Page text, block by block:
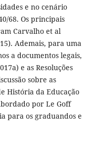
e no cenário
68. Os principais
Carvalho et al
Ademais, para uma
a documentos legais,
e as Resoluções
sobre as
História da Educação
por Le Goff
para os graduandos e